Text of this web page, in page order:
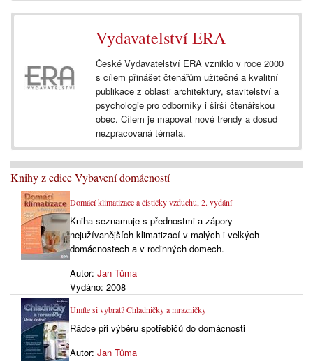
Vydavatelství ERA
České Vydavatelství ERA vzniklo v roce 2000
s cílem přinášet čtenářům užitečné a kvalitní
publikace z oblasti architektury, stavitelství a
psychologie pro odborníky i širší čtenářskou
obec. Cílem je mapovat nové trendy a dosud
nezpracovaná témata.
Knihy z edice Vybavení domácností
Domácí klimatizace a čističky vzduchu, 2. vydání
Kniha seznamuje s přednostmi a zápory
nejužívanějších klimatizací v malých i velkých
domácnostech a v rodinných domech.
Autor: Jan Tůma
Vydáno: 2008
Umíte si vybrat? Chladničky a mrazničky
Rádce při výběru spotřebičů do domácnosti
Autor: Jan Tůma